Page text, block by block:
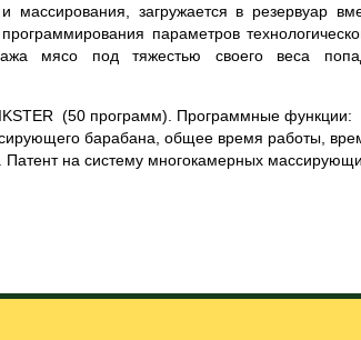
массирования, загружается в резервуар
параметров
мясо под тяжестью своего веса
(50 программ). Программные функции:
барабана, общее время работы,
на систему многокамерных